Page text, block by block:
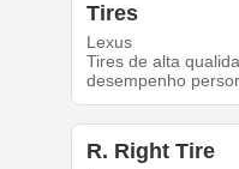
Tires
Lexus
Tires de alta
desempenho
R. Right Tire